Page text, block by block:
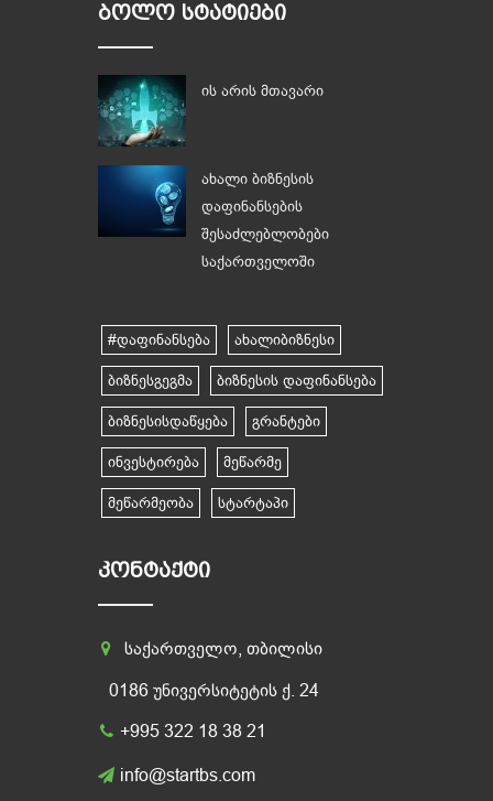
ᲑᲝᲚᲝ ᲡᲢᲐᲢᲘᲔᲑᲘ
ის არის მთავარი
ახალი ბიზნესის
დაფინანსების
შესაძლებლობები
საქართველოში
#დაფინანსება ახალიბიზნესი
ბიზნესგეგმა ბიზნესის დაფინანსება
ბიზნესისდაწყება გრანტები
ინვესტირება მეწარმე
მეწარმეობა სტარტაპი
ᲙᲝᲜᲢᲐᲥᲢᲘ
საქართველო, თბილისი
0186 უნივერსიტეტის ქ. 24
+995 322 18 38 21
info@startbs.com